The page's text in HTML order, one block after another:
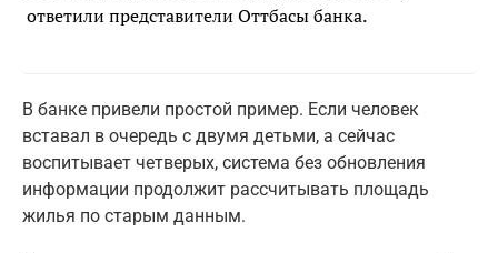
ответили представители Оттбасы банка.
В банке привели простой пример. Если человек
вставал в очередь с двумя детьми, а сейчас
воспитывает четверых, система без обновления
информации продолжит рассчитывать площадь
жилья по старым данным.